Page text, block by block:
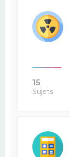
15
Sujets